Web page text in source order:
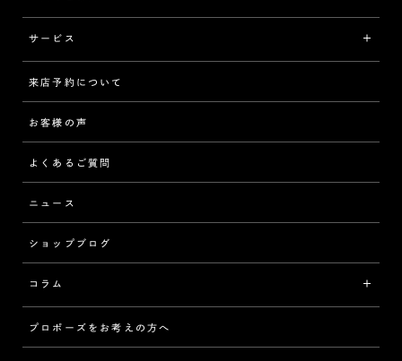
イエローゴールド
[フォルムから選ぶ]
ストレート
ウェーブ
V字
[セッテイングから選ぶ]
ソリテール
リング
ネックレス/ペンダント
ピアス/イヤリング
ブレスレット
品質
歴史
企業の取り組み
サービス
サービスについて
アフターサービス
MESSAGE IN DIAMOND
品質保証
ブライダルアイテム
来店予約について
お客様の声
よくあるご質問
ニュース
ショップブログ
コラム
インタビュー
プロポーズをお考えの方へ